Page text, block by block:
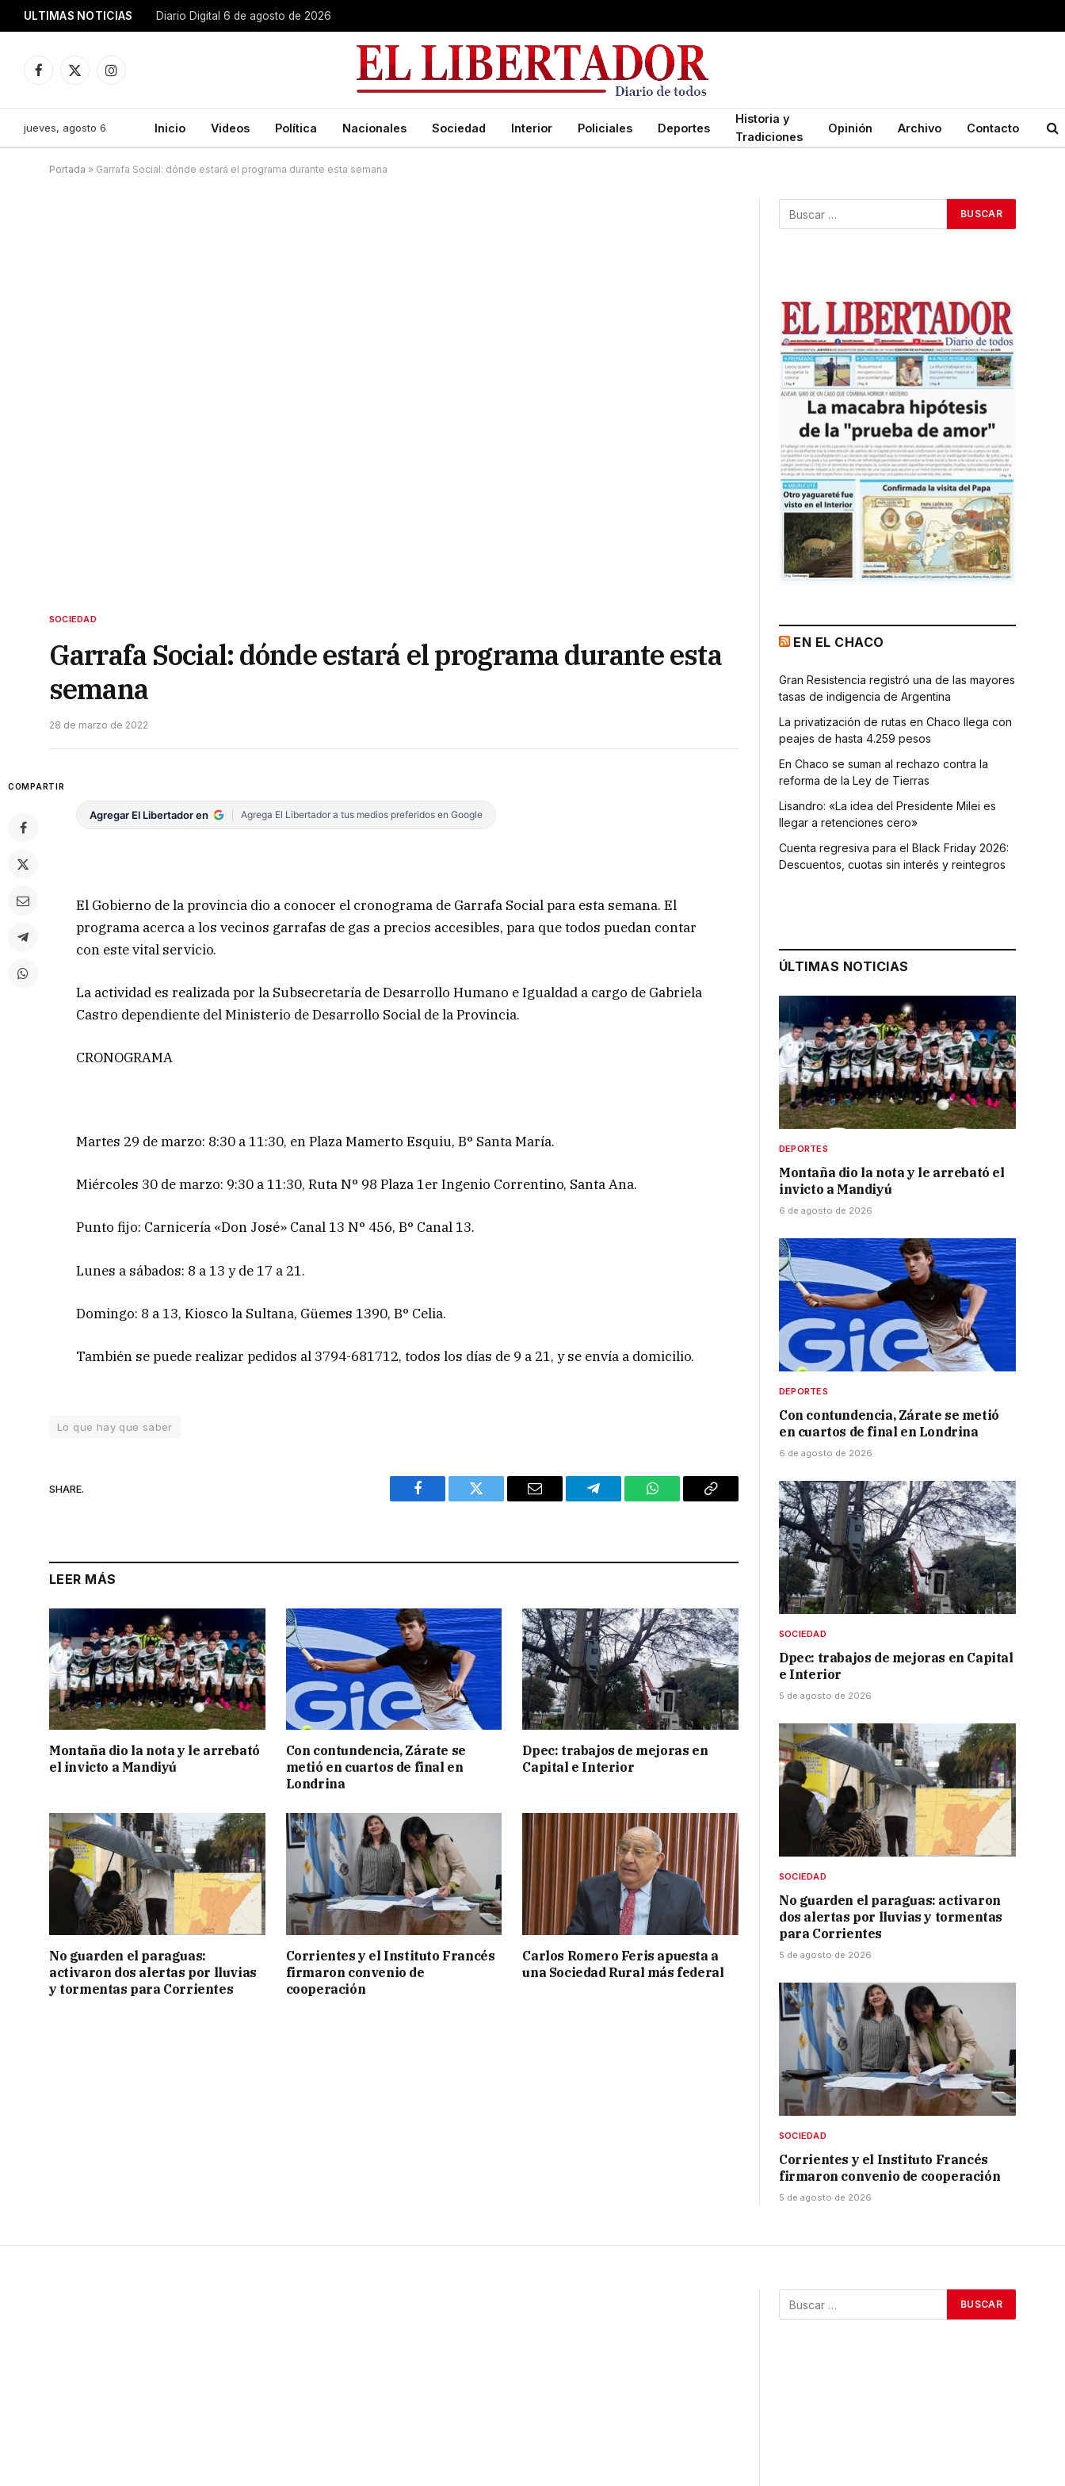
ULTIMAS NOTICIAS Diario Digital 6 de agosto de 2026
Facebook
X
Instagram
jueves, agosto 6 Inicio Videos Política Nacionales Sociedad Interior Policiales Deportes
Historia y
Tradiciones
Opinión Archivo Contacto
Portada » Garrafa Social: dónde estará el programa durante esta semana
SOCIEDAD
Garrafa Social: dónde estará el programa durante esta
semana
28 de marzo de 2022
COMPARTIR
Agregar El Libertador en Agrega El Libertador a tus medios preferidos en Google
El Gobierno de la provincia dio a conocer el cronograma de Garrafa Social para esta semana. El
programa acerca a los vecinos garrafas de gas a precios accesibles, para que todos puedan contar
con este vital servicio.
La actividad es realizada por la Subsecretaría de Desarrollo Humano e Igualdad a cargo de Gabriela
Castro dependiente del Ministerio de Desarrollo Social de la Provincia.
CRONOGRAMA
Martes 29 de marzo: 8:30 a 11:30, en Plaza Mamerto Esquiu, B° Santa María.
Miércoles 30 de marzo: 9:30 a 11:30, Ruta N° 98 Plaza 1er Ingenio Correntino, Santa Ana.
Punto fijo: Carnicería «Don José» Canal 13 N° 456, B° Canal 13.
Lunes a sábados: 8 a 13 y de 17 a 21.
Domingo: 8 a 13, Kiosco la Sultana, Güemes 1390, B° Celia.
También se puede realizar pedidos al 3794-681712, todos los días de 9 a 21, y se envía a domicilio.
Lo que hay que saber
SHARE.
Facebook Twitter Email Telegram WhatsAppCopy
LEER MÁS
Montaña dio la nota y le arrebató
el invicto a Mandiyú
Con contundencia, Zárate se
metió en cuartos de final en
Londrina
Dpec: trabajos de mejoras en
Capital e Interior
No guarden el paraguas:
activaron dos alertas por lluvias
y tormentas para Corrientes
Corrientes y el Instituto Francés
firmaron convenio de
cooperación
Carlos Romero Feris apuesta a
una Sociedad Rural más federal
EN EL CHACO
Gran Resistencia registró una de las mayores
tasas de indigencia de Argentina
La privatización de rutas en Chaco llega con
peajes de hasta 4.259 pesos
En Chaco se suman al rechazo contra la
reforma de la Ley de Tierras
Lisandro: «La idea del Presidente Milei es
llegar a retenciones cero»
Cuenta regresiva para el Black Friday 2026:
Descuentos, cuotas sin interés y reintegros
ÚLTIMAS NOTICIAS
DEPORTES
Montaña dio la nota y le arrebató el
invicto a Mandiyú
6 de agosto de 2026
DEPORTES
Con contundencia, Zárate se metió
en cuartos de final en Londrina
6 de agosto de 2026
SOCIEDAD
Dpec: trabajos de mejoras en Capital
e Interior
5 de agosto de 2026
SOCIEDAD
No guarden el paraguas: activaron
dos alertas por lluvias y tormentas
para Corrientes
5 de agosto de 2026
SOCIEDAD
Corrientes y el Instituto Francés
firmaron convenio de cooperación
5 de agosto de 2026